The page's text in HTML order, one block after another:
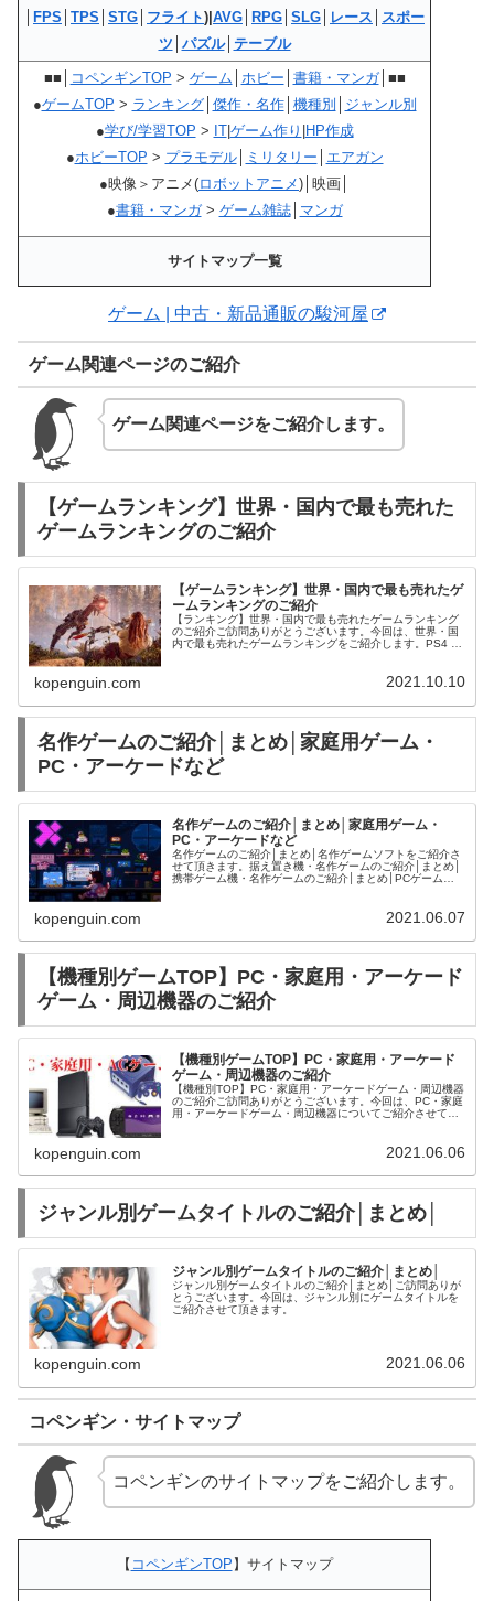
FPS TPS STG フライト)| AVG RPG SLG レース
スポー
ツ パズル│ テーブル
■■│ コペンギンTOP > ゲーム ホビー 書籍・マンガ│■■
●ゲームTOP > ランキング│ 傑作・名作│ 機種別
ジャンル別
●学び/学習TOP > IT| ゲーム作り HP作成
●ホビーTOP > プラモデル│ ミリタリー
エアガン
●映像＞アニメ(ロボットアニメ)│映画│
●書籍・マンガ> ゲーム雑誌│ マンガ
サイトマップ一覧
ゲーム | 中古・新品通販の駿河屋
ゲーム関連ページのご紹介
ゲーム関連ページをご紹介します。
【ゲームランキング】世界・国内で最も売れた
ゲームランキングのご紹介
【ゲームランキング】世界・国内で最も売れたゲ
ームランキングのご紹介
【ランキング】世界・国内で最も売れたゲームランキング
のご紹介ご訪問ありがとうございます。今回は、世界・国
内で最も売れたゲームランキングをご紹介します。PS4 |
kopenguin.com 2021.10.10
名作ゲームのご紹介│まとめ│家庭用ゲーム・
PC・アーケードなど
名作ゲームのご紹介│まとめ│家庭用ゲーム・
PC・アーケードなど
名作ゲームのご紹介│まとめ│名作ゲームソフトをご紹介さ
せて頂きます。据え置き機・名作ゲームのご紹介│まとめ│
携帯ゲーム機・名作ゲームのご紹介│まとめ│PCゲーム・
kopenguin.com 2021.06.07
【機種別ゲームTOP】PC・家庭用・アーケード
ゲーム・周辺機器のご紹介
【機種別ゲームTOP】PC・家庭用・アーケード
ゲーム・周辺機器のご紹介
【機種別TOP】PC・家庭用・アーケードゲーム・周辺機器
のご紹介ご訪問ありがとうございます。今回は、PC・家庭
用・アーケードゲーム・周辺機器についてご紹介させて頂
kopenguin.com 2021.06.06
ジャンル別ゲームタイトルのご紹介│まとめ│
ジャンル別ゲームタイトルのご紹介│まとめ│
ジャンル別ゲームタイトルのご紹介│まとめ│ご訪問ありが
とうございます。今回は、ジャンル別にゲームタイトルを
ご紹介させて頂きます。
kopenguin.com 2021.06.06
コペンギン・サイトマップ
コペンギンのサイトマップをご紹介します。
【 コペンギンTOP 】サイトマップ